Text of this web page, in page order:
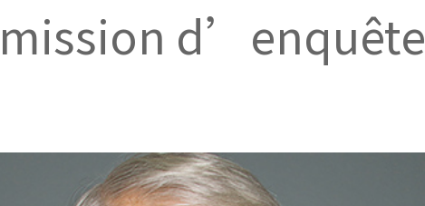
d’enquête